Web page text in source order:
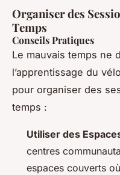
Organiser des
Temps
Conseils Pratiques
Le mauvais temps ne
l’apprentissage du
pour organiser des
temps :
Utiliser des
centres
espaces couverts